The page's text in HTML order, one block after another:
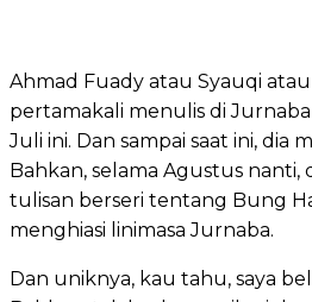
Ahmad Fuady atau Syauqi
pertamakali menulis di
Juli ini. Dan sampai saat ini, dia
Bahkan, selama Agustus nanti,
tulisan berseri tentang Bung
menghiasi linimasa Jurnaba.
Dan uniknya, kau tahu, saya